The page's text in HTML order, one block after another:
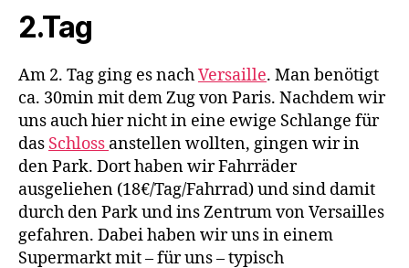
2.Tag
Am 2. Tag ging es nachVersaille. Man benötigt
ca. 30min mit dem Zug von Paris. Nachdem wir
uns auch hier nicht in eine ewige Schlange für
das Schloss anstellen wollten, gingen wir in
den Park. Dort haben wir Fahrräder
ausgeliehen (18€/Tag/Fahrrad) und sind damit
durch den Park und ins Zentrum von Versailles
gefahren. Dabei haben wir uns in einem
Supermarkt mit – für uns – typisch